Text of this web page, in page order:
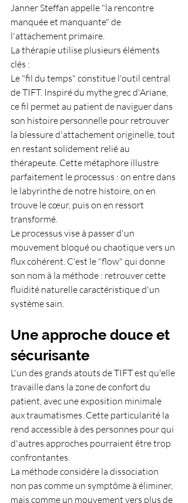
Janner Steffan appelle "la rencontre
manquée et manquante" de
l'attachement primaire.
La thérapie utilise plusieurs éléments
clés :
Le "fil du temps" constitue l'outil central
de TIFT. Inspiré du mythe grec d'Ariane,
ce fil permet au patient de naviguer dans
son histoire personnelle pour retrouver
la blessure d'attachement originelle, tout
en restant solidement relié au
thérapeute. Cette métaphore illustre
parfaitement le processus : on entre dans
le labyrinthe de notre histoire, on en
trouve le cœur, puis on en ressort
transformé.
Le processus vise à passer d'un
mouvement bloqué ou chaotique vers un
flux cohérent. C'est le "flow" qui donne
son nom à la méthode : retrouver cette
fluidité naturelle caractéristique d'un
système sain.
Une approche douce et
sécurisante
L'un des grands atouts de TIFT est qu'elle
travaille dans la zone de confort du
patient, avec une exposition minimale
aux traumatismes. Cette particularité la
rend accessible à des personnes pour qui
d'autres approches pourraient être trop
confrontantes.
La méthode considère la dissociation
non pas comme un symptôme à éliminer,
mais comme un mouvement vers plus de